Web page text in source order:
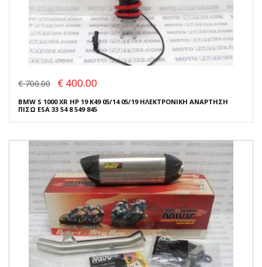
€ 700.00 € 400.00
BMW S 1000 XR HP 19 K49 05/14 05/19 ΗΛΕΚΤΡΟΝΙΚΗ ΑΝΑΡΤΗΣΗ
ΠΙΣΩ ESA 33 54 8 549 845